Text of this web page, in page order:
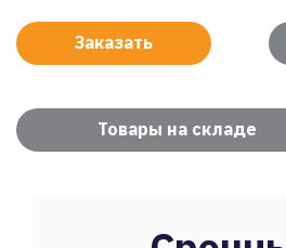
Заказать
Товары на складе